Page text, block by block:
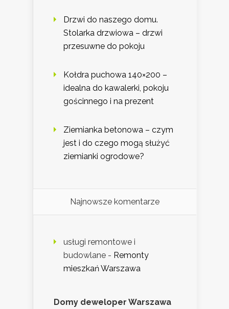
Drzwi do naszego domu.
Stolarka drzwiowa – drzwi
przesuwne do pokoju
Kołdra puchowa 140×200 –
idealna do kawalerki, pokoju
gościnnego i na prezent
Ziemianka betonowa – czym
jest i do czego mogą służyć
ziemianki ogrodowe?
Najnowsze komentarze
usługi remontowe i
budowlane - Remonty
mieszkań Warszawa
Domy deweloper Warszawa